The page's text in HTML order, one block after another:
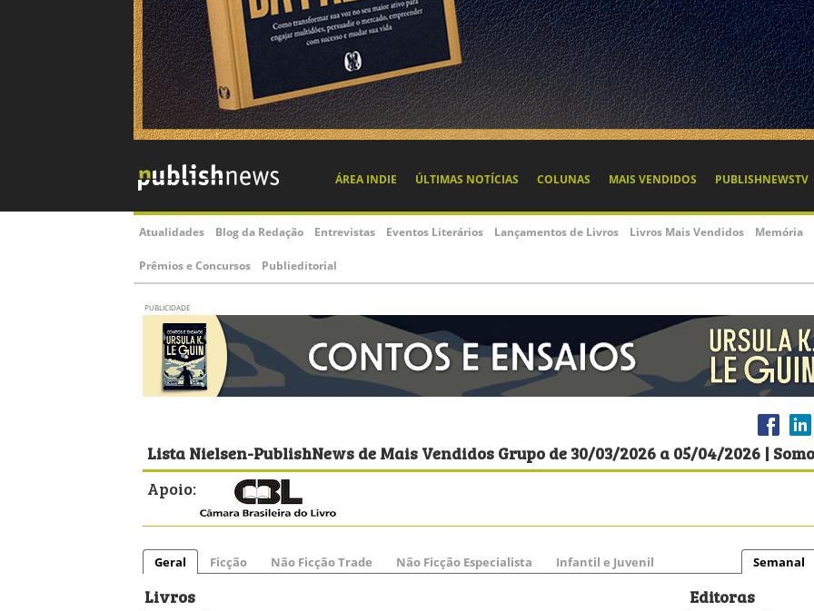
ÁREA INDIE ÚLTIMAS NOTÍCIAS COLUNAS MAIS VENDIDOS PUBLISHNEWSTV
Atualidades Blog da Redação Entrevistas Eventos Literários Lançamentos de Livros Livros Mais Vendidos Memória
Prêmios e Concursos Publieditorial
PUBLICIDADE
Lista Nielsen-PublishNews de Mais Vendidos Grupo de 30/03/2026 a 05/04/2026 |
Apoio:
Geral Ficção Não Ficção Trade Não Ficção Especialista Infantil e Juvenil Semanal
Livros
Editoras